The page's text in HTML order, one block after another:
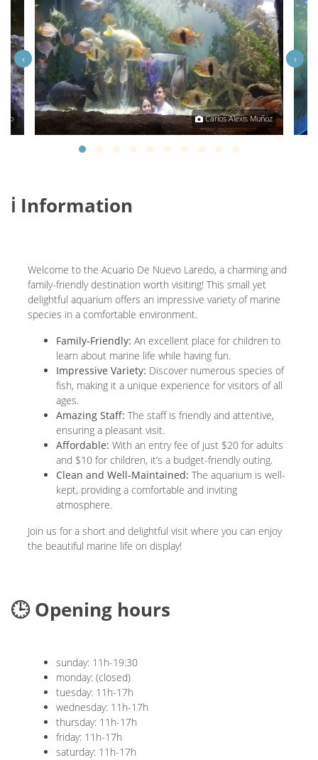
Carlos Alexis Muñoz
‹ ›
ℹ️ Information
Welcome to the Acuario De Nuevo Laredo, a charming and
family-friendly destination worth visiting! This small yet
delightful aquarium offers an impressive variety of marine
species in a comfortable environment.
Family-Friendly: An excellent place for children to
learn about marine life while having fun.
Impressive Variety: Discover numerous species of
fish, making it a unique experience for visitors of all
ages.
Amazing Staff: The staff is friendly and attentive,
ensuring a pleasant visit.
Affordable: With an entry fee of just $20 for adults
and $10 for children, it’s a budget-friendly outing.
Clean and Well-Maintained: The aquarium is well-
kept, providing a comfortable and inviting
atmosphere.
Join us for a short and delightful visit where you can enjoy
the beautiful marine life on display!
🕒 Opening hours
sunday: 11h-19:30
monday: (closed)
tuesday: 11h-17h
wednesday: 11h-17h
thursday: 11h-17h
friday: 11h-17h
saturday: 11h-17h